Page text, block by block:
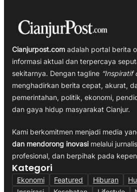
Cianjurpost.com adalah portal berita
informasi aktual dan terpercaya
sekitarnya. Dengan tagline “Inspiratif
menghadirkan berita cepat, akurat,
pemerintahan, politik, ekonomi,
dan gaya hidup masyarakat Cianjur.
Kami berkomitmen menjadi media
dan mendorong inovasi melalui
profesional, dan berpihak pada
Kategori
Ekonomi Featured Hiburan